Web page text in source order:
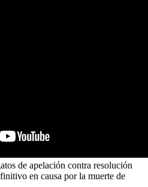
de apelación contra resolución
en causa por la muerte de